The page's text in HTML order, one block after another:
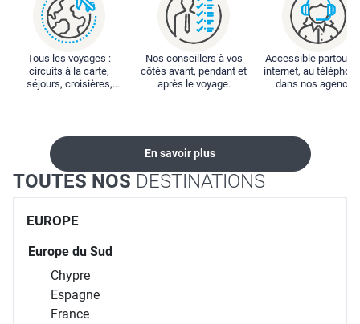
Tous les voyages :
circuits à la carte,
séjours, croisières,
Nos conseillers à vos
côtés avant, pendant et
après le voyage.
Accessible partout :
internet, au
dans nos
En savoir plus
TOUTES NOS DESTINATIONS
EUROPE
Europe du Sud
Chypre
Espagne
France